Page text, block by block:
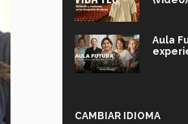
Aula
CAMBIAR IDIOMA